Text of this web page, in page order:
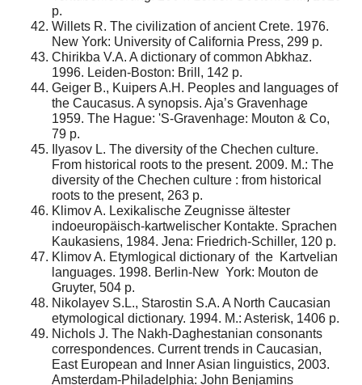
p.
Willets R. The civilization of ancient Crete. 1976.
New York: University of California Press, 299 p.
Chirikba V.A. A dictionary of common Abkhaz.
1996. Leiden-Boston: Brill, 142 p.
Geiger B., Kuipers A.H. Peoples and languages of
the Caucasus. A synopsis. Aja’s Gravenhage
1959. The Hague: 'S-Gravenhage: Mouton & Co,
79 p.
Ilyasov L. The diversity of the Chechen culture.
From historical roots to the present. 2009. M.: The
diversity of the Chechen culture : from historical
roots to the present, 263 p.
Klimov A. Lexikalische Zeugnisse ältester
indoeuropäisch-kartwelischer Kontakte. Sprachen
Kaukasiens, 1984. Jena: Friedrich-Schiller, 120 p.
Klimov A. Etymlogical dictionary of the Kartvelian
languages. 1998. Berlin-New York: Mouton de
Gruyter, 504 p.
Nikolayev S.L., Starostin S.A. A North Caucasian
etymological dictionary. 1994. M.: Asterisk, 1406 p.
Nichols J. The Nakh-Daghestanian consonants
correspondences. Current trends in Caucasian,
East European and Inner Asian linguistics, 2003.
Amsterdam-Philadelphia: John Benjamins